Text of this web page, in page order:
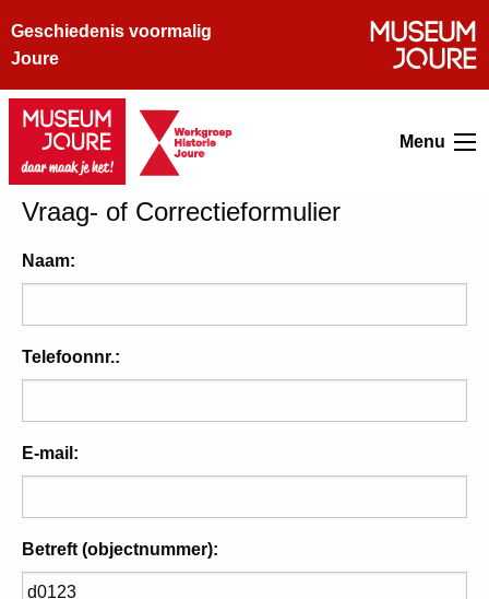
Geschiedenis voormalig
Joure
Menu
Vraag- of Correctieformulier
Naam:
Telefoonnr.:
E-mail:
Betreft (objectnummer):